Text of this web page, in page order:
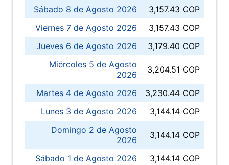
Sábado 8 de Agosto 2026
3,157.43 COP
Viernes 7 de Agosto 2026
3,157.43 COP
Jueves 6 de Agosto 2026
3,179.40 COP
Miércoles 5 de Agosto
2026
3,204.51 COP
Martes 4 de Agosto 2026
3,230.44 COP
Lunes 3 de Agosto 2026
3,144.14 COP
Domingo 2 de Agosto
2026
3,144.14 COP
Sábado 1 de Agosto 2026 3,144.14 COP